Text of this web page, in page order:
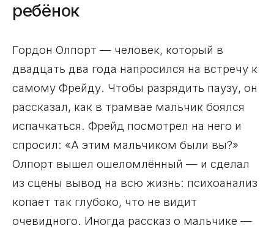
ребёнок
Гордон Олпорт — человек, который в
двадцать два года напросился на встречу к
самому Фрейду. Чтобы разрядить паузу, он
рассказал, как в трамвае мальчик боялся
испачкаться. Фрейд посмотрел на него и
спросил: «А этим мальчиком были вы?»
Олпорт вышел ошеломлённый — и сделал
из сцены вывод на всю жизнь: психоанализ
копает так глубоко, что не видит
очевидного. Иногда рассказ о мальчике —